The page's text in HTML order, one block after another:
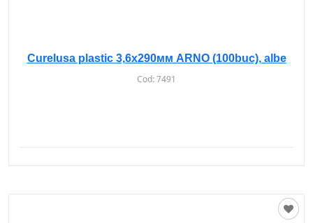
Curelusa plastic 3,6х290мм ARNO (100buc), albe
Cod:7491